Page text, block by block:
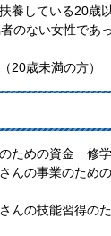
養している20歳
のない女性であ
20歳未満の方）
ための資金 修
んの事業のため
んの技能習得の